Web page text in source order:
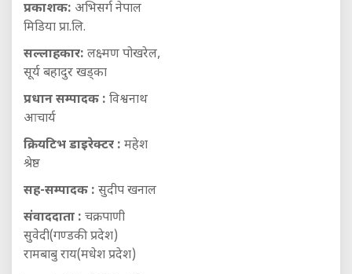
प्रकाशक: अभिसर्ग नेपाल
मिडिया प्रा.लि.
सल्लाहकार: लक्ष्मण पोखरेल,
सूर्य बहादुर खड्का
प्रधान सम्पादक : विश्वनाथ
आचार्य
क्रियटिभ डाइरेक्टर : महेश
श्रेष्ठ
सह-सम्पादक : सुदीप खनाल
संवाददाता : चक्रपाणी
सुवेदी(गण्डकी प्रदेश)
रामबाबु राय(मधेश प्रदेश)